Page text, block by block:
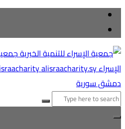
التجاوز
المحتوى
البحث
عن: